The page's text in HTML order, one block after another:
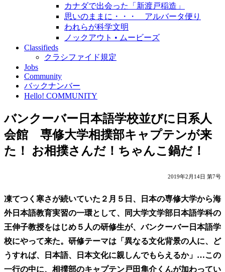
カナダで出会った「新渡戸稲造」
思いのままに・・・ アルバータ便り
われらが科学文明
ノックアウト • ムービーズ
Classifieds
クラシファイド規定
Jobs
Community
バックナンバー
Hello! COMMUNITY
バンクーバー日本語学校並びに日系人
会館 専修大学相撲部キャプテンが来
た！ お相撲さんだ！ちゃんこ鍋だ！
2019年2月14日 第7号
凍てつく寒さが続いていた２月５日、日本の専修大学から海
外日本語教育実習の一環として、同大学文学部日本語学科の
王伸子教授をはじめ５人の研修生が、バンクーバー日本語学
校にやって来た。研修テーマは「異なる文化背景の人に、ど
うすれば、日本語、日本文化に親しんでもらえるか」…この
一行の中に、相撲部のキャプテン戸田隼介くんが加わってい